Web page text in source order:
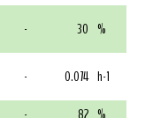
- 30 %
- 0.074 h-1